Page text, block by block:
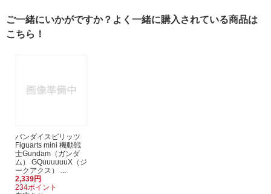
ご一緒にいかがですか？よく一緒に購入されている商品は
こちら！
バンダイスピリッツ
Figuarts mini 機動戦
士Gundam（ガンダ
ム） GQuuuuuuX（ジ
ークアクス） ...
2,339円
234ポイント